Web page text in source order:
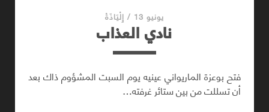
يونيو 13 / إِلْيَاذَةْ
نادي العذاب
فتح بوعزة الماريواني عينيه يوم السبت المشؤوم ذاك بعد
أن تسللت من بين ستائر غرفته…